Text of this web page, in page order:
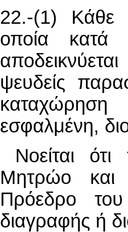
22.-(1) Κάθε
οποία κατά
ψευδείς
εσφαλμένη,
Νοείται
Μητρώο και
Πρόεδρο
διαγραφής ή